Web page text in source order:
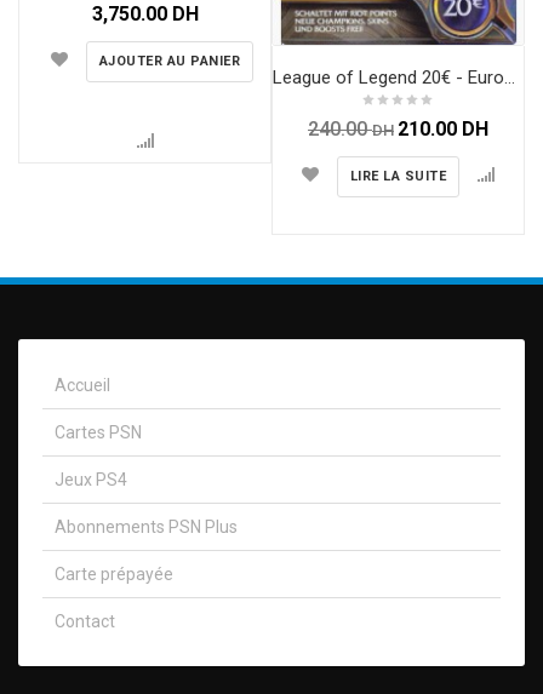
3,750.00 DH
AJOUTER AU PANIER
240.00DH 210.00 DH
LIRE LA SUITE
Accueil
Cartes PSN
Jeux PS4
Abonnements PSN Plus
Carte prépayée
Contact